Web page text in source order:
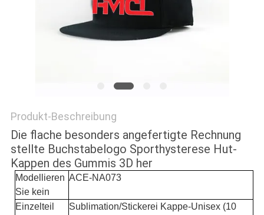
PRIVACY
Produkt-Beschreibung
Die flache besonders angefertigte Rechnung
stellte Buchstabelogo Sporthysterese Hut-
Kappen des Gummis 3D her
Modellieren
Sie kein
ACE-NA073
Einzelteil
Sublimation/Stickerei Kappe-Unisex (10